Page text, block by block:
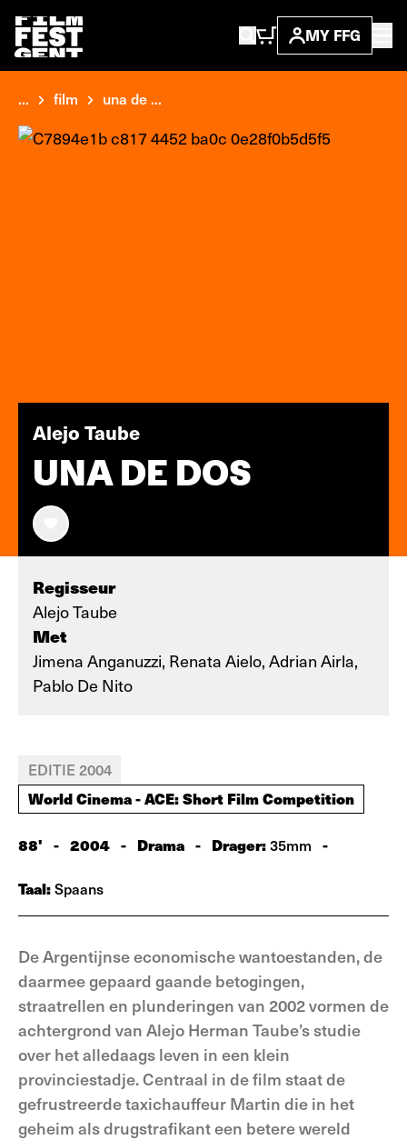
MY FFG
... film una de ...
Alejo Taube
UNA DE DOS
Regisseur
Alejo Taube
Met
Jimena Anganuzzi, Renata Aielo, Adrian Airla,
Pablo De Nito
EDITIE 2004
World Cinema - ACE: Short Film Competition
88' - 2004 - Drama - Drager:35mm -
Taal:Spaans
De Argentijnse economische wantoestanden, de
daarmee gepaard gaande betogingen,
straatrellen en plunderingen van 2002 vormen de
achtergrond van Alejo Herman Taube’s studie
over het alledaags leven in een klein
provinciestadje. Centraal in de film staat de
gefrustreerde taxichauffeur Martin die in het
geheim als drugstrafikant een betere wereld